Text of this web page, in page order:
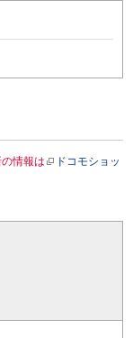
情報は
ドコモショッ